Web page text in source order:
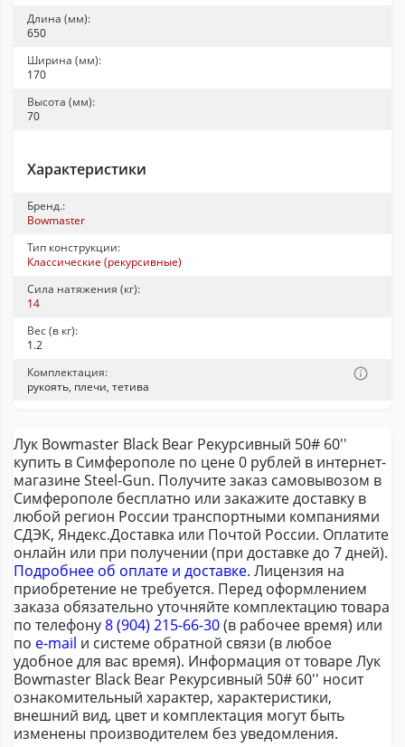
Длина (мм):
650
Ширина (мм):
170
Высота (мм):
70
Характеристики
Бренд.:
Bowmaster
Тип конструкции:
Классические (рекурсивные)
Сила натяжения (кг):
14
Вес (в кг):
1.2
Комплектация:
рукоять, плечи, тетива
Лук Bowmaster Black Bear Рекурсивный 50# 60''
купить в Симферополе по цене 0 рублей в интернет-
магазине Steel-Gun. Получите заказ самовывозом в
Симферополе бесплатно или закажите доставку в
любой регион России транспортными компаниями
СДЭК, Яндекс.Доставка или Почтой России. Оплатите
онлайн или при получении (при доставке до 7 дней).
Подробнее об оплате и доставке. Лицензия на
приобретение не требуется. Перед оформлением
заказа обязательно уточняйте комплектацию товара
по телефону8 (904) 215-66-30(в рабочее время) или
по e-mail и системе обратной связи (в любое
удобное для вас время). Информация от товаре Лук
Bowmaster Black Bear Рекурсивный 50# 60'' носит
ознакомительный характер, характеристики,
внешний вид, цвет и комплектация могут быть
изменены производителем без уведомления.